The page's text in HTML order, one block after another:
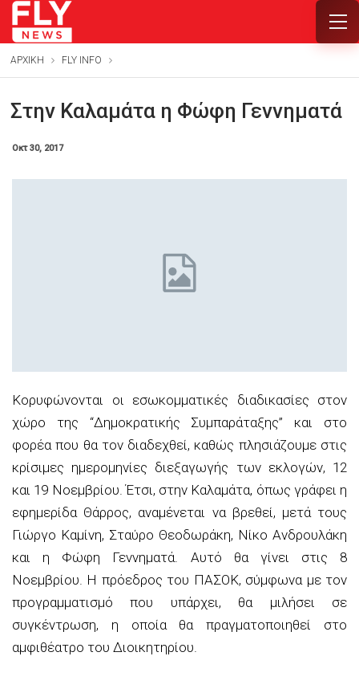
ΑΡΧΙΚΗ FLY INFO
Στην Καλαμάτα η Φώφη Γεννηματά
Οκτ 30, 2017
Κορυφώνονται οι εσωκομματικές διαδικασίες στον
χώρο της “Δημοκρατικής Συμπαράταξης” και στο
φορέα που θα τον διαδεχθεί, καθώς πλησιάζουμε στις
κρίσιμες ημερομηνίες διεξαγωγής των εκλογών, 12
και 19 Νοεμβρίου. Έτσι, στην Καλαμάτα, όπως γράφει η
εφημερίδα Θάρρος, αναμένεται να βρεθεί, μετά τους
Γιώργο Καμίνη, Σταύρο Θεοδωράκη, Νίκο Ανδρουλάκη
και η Φώφη Γεννηματά. Αυτό θα γίνει στις 8
Νοεμβρίου. Η πρόεδρος του ΠΑΣΟΚ, σύμφωνα με τον
προγραμματισμό που υπάρχει, θα μιλήσει σε
συγκέντρωση, η οποία θα πραγματοποιηθεί στο
αμφιθέατρο του Διοικητηρίου.